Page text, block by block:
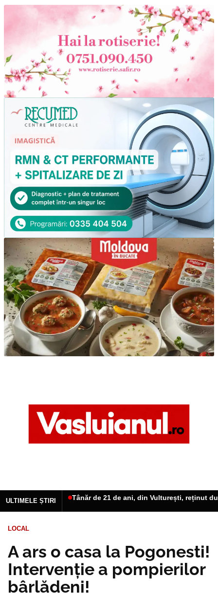
ULTIMELE ȘTIRI Tânăr de 21 de ani, din Vulturești, reținut
LOCAL
A ars o casa la Pogonesti!
Intervenție a pompierilor
bârlădeni!